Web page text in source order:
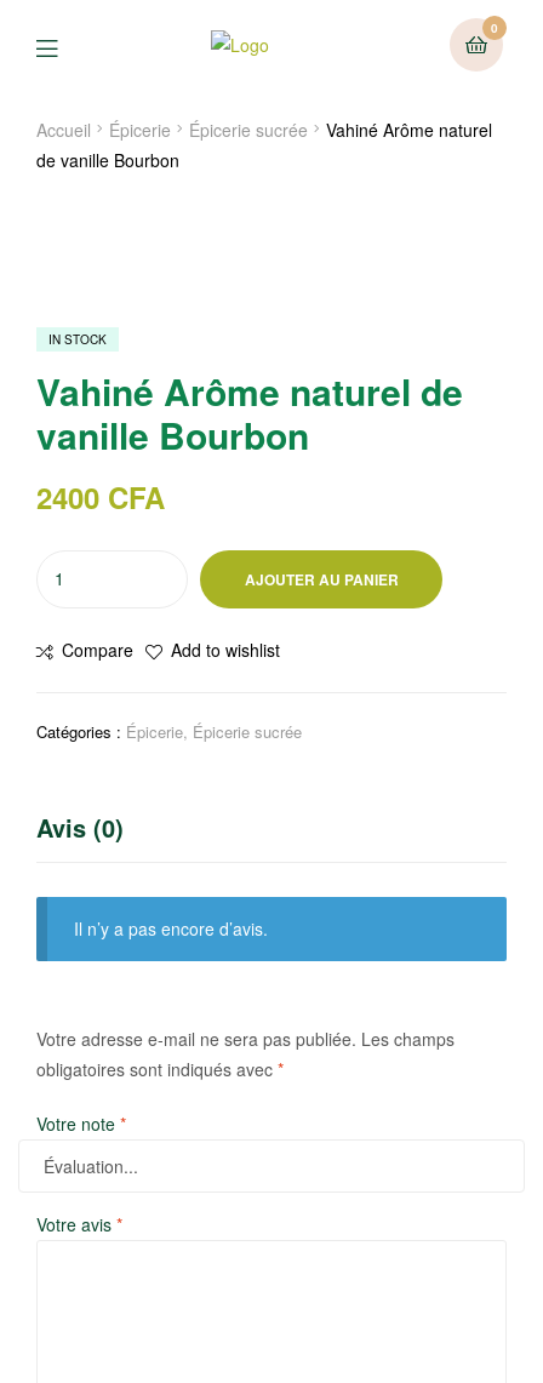
0
Menu
Accueil Épicerie Épicerie sucrée
Vahiné Arôme naturel
de vanille Bourbon
IN STOCK
Vahiné Arôme naturel de
vanille Bourbon
2400 CFA
Arôme
vanille
AJOUTER AU PANIER
Compare Add to wishlist
Catégories : Épicerie, Épicerie sucrée
Avis (0)
Il n’y a pas encore d’avis.
Votre adresse e-mail ne sera pas publiée. Les champs
obligatoires sont indiqués avec *
Votre note *
Votre avis *